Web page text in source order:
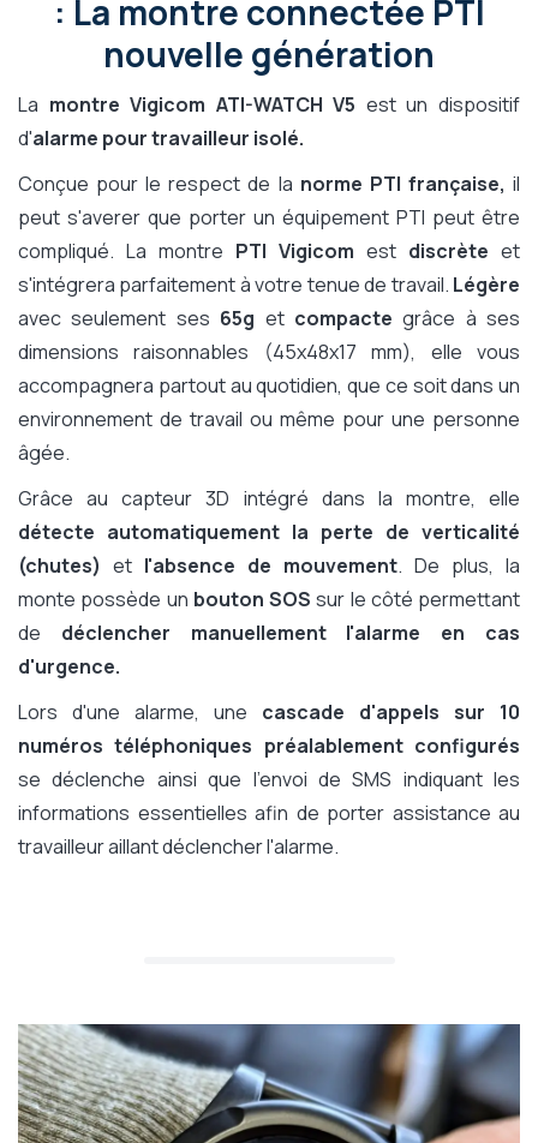
: La montre connectée PTI
nouvelle génération
La montre Vigicom ATI-WATCH V5 est un dispositif
d'alarme pour travailleur isolé.
Conçue pour le respect de la norme PTI française, il
peut s'averer que porter un équipement PTI peut être
compliqué. La montre PTI Vigicom est discrète et
s'intégrera parfaitement à votre tenue de travail. Légère
avec seulement ses 65g et compactegrâce à ses
dimensions raisonnables (45x48x17 mm), elle vous
accompagnera partout au quotidien, que ce soit dans un
environnement de travail ou même pour une personne
âgée.
Grâce au capteur 3D intégré dans la montre, elle
détecte automatiquement la perte de verticalité
(chutes) et l'absence de mouvement. De plus, la
monte possède un bouton SOS sur le côté permettant
de déclencher manuellement l'alarme en cas
d'urgence.
Lors d'une alarme, une cascade d'appels sur 10
numéros téléphoniques préalablement configurés
se déclenche ainsi que l'envoi de SMS indiquant les
informations essentielles afin de porter assistance au
travailleur aillant déclencher l'alarme.